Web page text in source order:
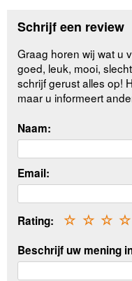
Schrijf een review
Graag horen wij wat u
goed, leuk, mooi,
schrijf gerust alles op!
maar u informeert
Naam:
Email:
Rating: ☆
☆
☆
☆
Beschrijf uw mening